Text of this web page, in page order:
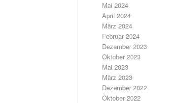
Mai 2024
April 2024
März 2024
Februar 2024
Dezember 2023
Oktober 2023
Mai 2023
März 2023
Dezember 2022
Oktober 2022